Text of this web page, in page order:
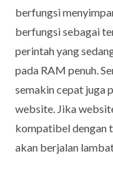
berfungsi
berfungsi sebagai
perintah yang
pada RAM penuh.
semakin cepat juga
website. Jika
kompatibel dengan
akan berjalan